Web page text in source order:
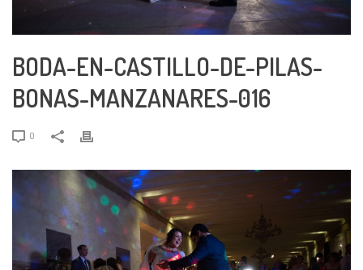
BODA-EN-CASTILLO-DE-PILAS-
BONAS-MANZANARES-016
0